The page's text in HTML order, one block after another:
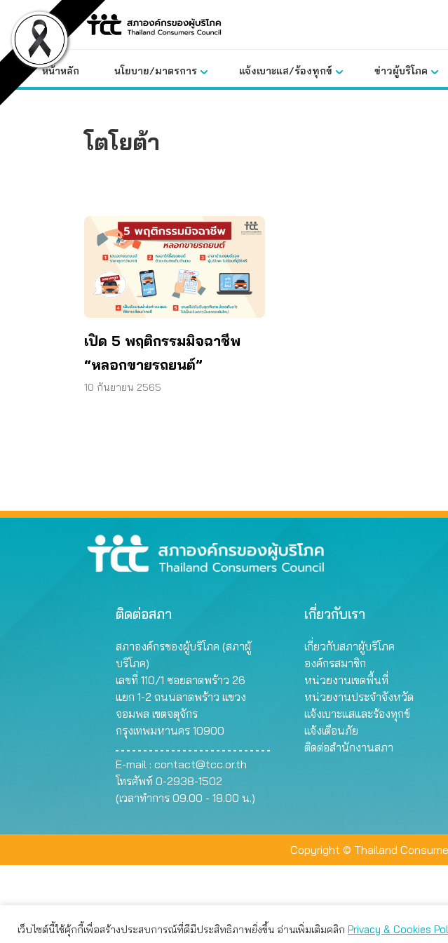
content
หน้าหลัก นโยบาย/มาตรการ แจ้งเบาะแส/ร้องทุกข์ ข่าวผู้บริโภค
โตโยต้า
เปิด 5 พฤติกรรมมิจฉาชีพ
“หลอกขายรถยนต์”
10 กันยายน 2565
ติดต่อสภา
สภาองค์กรของผู้บริโภค (สภาผู้
บริโภค)
เลขที่ 110/1 ซอยลาดพร้าว 26
แยก 1-2 ถนนลาดพร้าว แขวง
จอมพล เขตจตุจักร
กรุงเทพมหานคร 10900
E-mail : contact@tcc.or.th
โทรศัพท์ 0-2938-1502
(เวลาทำการ 09.00 - 18.00 น.)
เกี่ยวกับเรา
เกี่ยวกับสภาผู้บริโภค
องค์กรสมาชิก
หน่วยงานเขตพื้นที่
หน่วยงานประจำจังหวัด
แจ้งเบาะแสและร้องทุกข์
แจ้งเตือนภัย
ติดต่อสำนักงานสภา
Copyright © Thailand
เว็บไซต์นี้ใช้คุ้กกี้เพื่อสร้างประสบการณ์ที่ดีมีประสิทธิภาพยิ่งขึ้น อ่านเพิ่มเติมคลิก Privacy & Cookies
เว็บไซต์นี้ใช้คุกกี้เพื่อมอบประสบการณ์การใช้งานที่ดีให้แก่ท่าน คุณสามารถเลือกตั้งค่าความ